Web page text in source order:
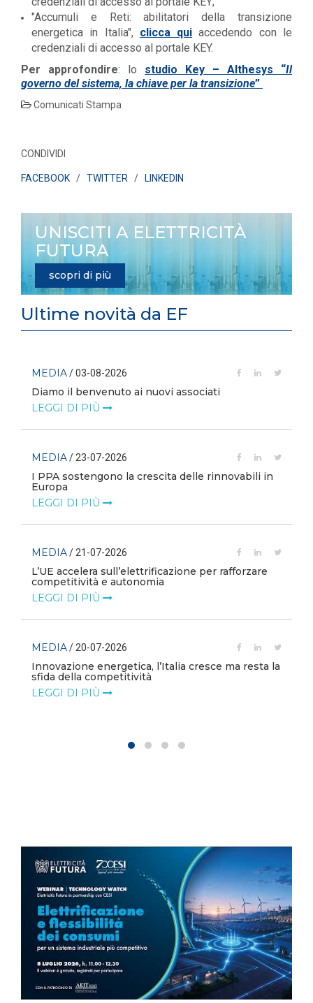
"Accumuli e Reti: abilitatori della transizione
energetica in Italia", clicca qui accedendo con le
credenziali di accesso al portale KEY.
Per approfondire: lo studio Key – Althesys “Il
governo del sistema, la chiave per la transizione”
Comunicati Stampa
CONDIVIDI
FACEBOOK/ TWITTER / LINKEDIN
UNISCITI A ELETTRICITÀ
FUTURA
scopri di più
Ultime novità da EF
MEDIA/ 03-08-2026
Diamo il benvenuto ai nuovi associati
LEGGI DI PIÙ
MEDIA/ 23-07-2026
I PPA sostengono la crescita delle rinnovabili in
Europa
LEGGI DI PIÙ
MEDIA/ 21-07-2026
L’UE accelera sull’elettrificazione per rafforzare
competitività e autonomia
LEGGI DI PIÙ
MEDIA/ 20-07-2026
Innovazione energetica, l’Italia cresce ma resta la
sfida della competitività
LEGGI DI PIÙ